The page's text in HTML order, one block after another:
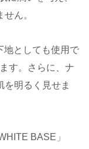
ん。
地としても使用で
す。さらに、ナ
を明るく見せま
BASE」